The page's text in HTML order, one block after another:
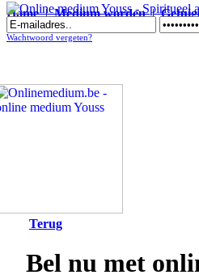
Home|Medium worden|
Online medium Youss - Spiritueel advies
Wachtwoord vergeten?
Terug
Bel nu met